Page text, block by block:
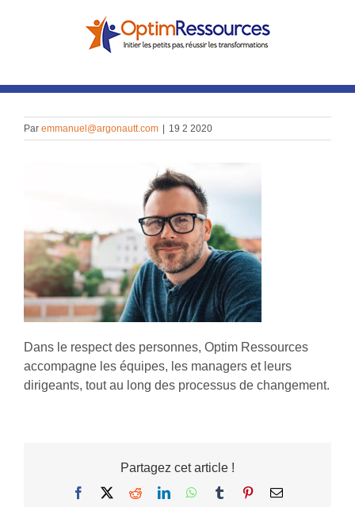
Par emmanuel@argonautt.com 19 2 2020
Dans le respect des personnes, Optim Ressources
accompagne les équipes, les managers et leurs
dirigeants, tout au long des processus de changement.
Partagez cet article !
Facebook RedditLinkedInWhatsApp
Tumblr PinterestEmail